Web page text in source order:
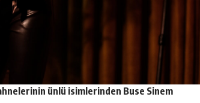
ünlü isimlerinden Buse Sinem